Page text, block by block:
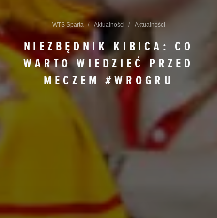
WTS Sparta Aktualności Aktualności
NIEZBĘDNIK KIBICA: CO
WARTO WIEDZIEĆ PRZED
MECZEM #WROGRU